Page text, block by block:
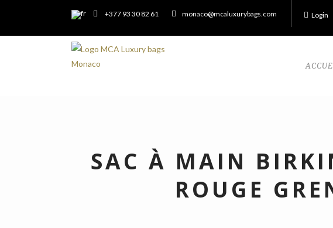
+377 93 30 82 61 monaco@mcaluxurybags.com Login
SAC À MAIN
ROUGE